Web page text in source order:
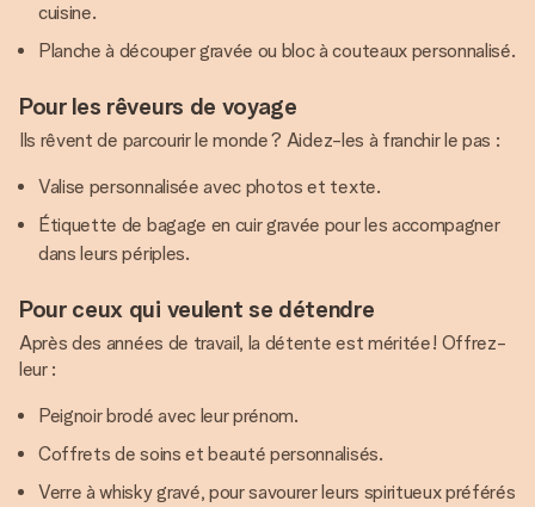
cuisine.
Planche à découper gravée ou bloc à couteaux personnalisé.
Pour les rêveurs de voyage
Ils rêvent de parcourir le monde ? Aidez-les à franchir le pas :
Valise personnalisée avec photos et texte.
Étiquette de bagage en cuir gravée pour les accompagner
dans leurs périples.
Pour ceux qui veulent se détendre
Après des années de travail, la détente est méritée ! Offrez-
leur :
Peignoir brodé avec leur prénom.
Coffrets de soins et beauté personnalisés.
Verre à whisky gravé, pour savourer leurs spiritueux préférés